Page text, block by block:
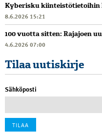
Kyberisku kiinteistötietoihin
8.6.2026 15:21
100 vuotta sitten: Rajajoen
4.6.2026 07:00
Tilaa uutiskirje
Sähköposti